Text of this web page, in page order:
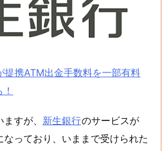
提携ATM出金手数料を一部有料
すが、 新生銀行のサービスが
っており、いままで受けられた